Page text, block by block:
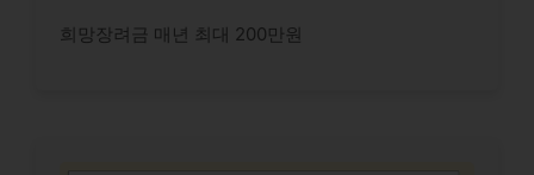
희망장려금 매년 최대 200만원